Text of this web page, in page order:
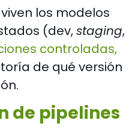
los modelos
(dev,staging,
controladas,
de qué versión
de pipelines